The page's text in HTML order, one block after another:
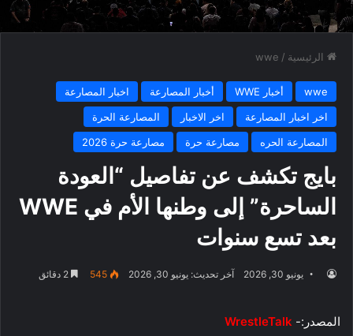
الرئيسية /
wwe
wwe أخبار WWE أخبار المصارعة
اخبار المصارعة
اخر اخبار المصارعة
اخر الاخبار
المصارعة الحرة
المصارعة الحره
مصارعة حرة مصارعة حرة 2026
بايج تكشف عن تفاصيل “العودة
الساحرة” إلى وطنها الأم في WWE
بعد تسع سنوات
يونيو 30, 2026 آخر تحديث: يونيو 30, 2026 545
المصدر:- WrestleTalk